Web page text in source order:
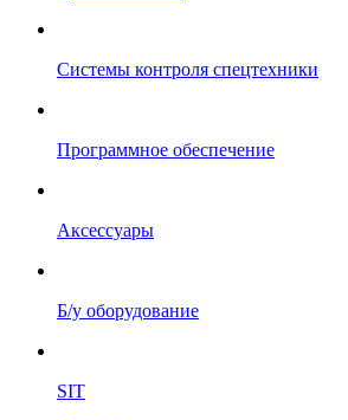
Системы контроля спецтехники
Программное обеспечение
Аксессуары
Б/у оборудование
SIT